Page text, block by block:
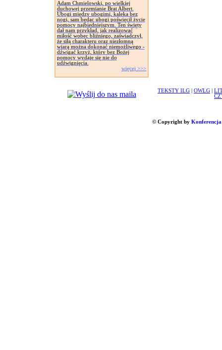
Adam Chmielowski, po wielkiej
duchowej przemianie Brat Albert.
Ubogi między ubogimi, kaleka bez
nogi, sam będąc ubogi poświęcił życie
pomocy najbiedniejszym. Ten święty
dał nam przykład, jak realizować
miłość wobec bliźniego, zaświadczył,
że siłą charakteru oraz niezłomną
wiarą można dokonać niemożliwego -
dźwigać krzyż, który bez Bożej
pomocy wydaje się nie do
udźwignięcia.
więcej >>>
TEKSTY ILG OWLG
© Copyright by Konferencja